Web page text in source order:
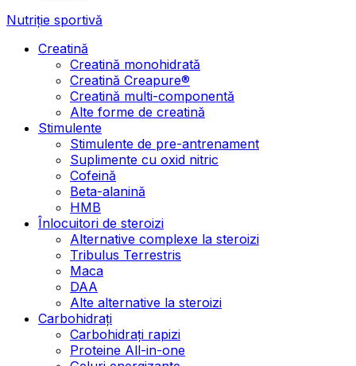
Nutriție sportivă
Creatină
Creatină monohidrată
Creatină Creapure®
Creatină multi-componentă
Alte forme de creatină
Stimulente
Stimulente de pre-antrenament
Suplimente cu oxid nitric
Cofeină
Beta-alanină
HMB
Înlocuitori de steroizi
Alternative complexe la steroizi
Tribulus Terrestris
Maca
DAA
Alte alternative la steroizi
Carbohidrați
Carbohidrați rapizi
Proteine All-in-one